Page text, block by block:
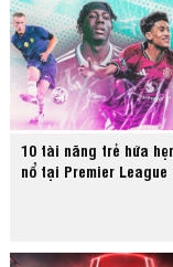
10 tài năng trẻ hứa
nổ tại Premier League